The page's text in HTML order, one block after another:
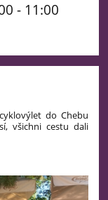
do Chebu
všichni cestu dali